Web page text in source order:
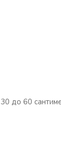
до 60